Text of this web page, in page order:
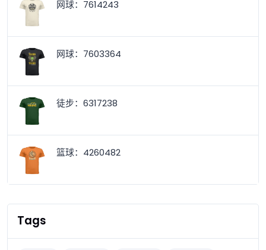
网球：7614243
网球：7603364
徒步：6317238
篮球：4260482
Tags